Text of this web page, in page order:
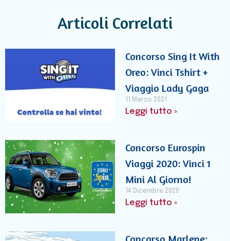
Articoli Correlati
Concorso Sing It With
Oreo: Vinci Tshirt +
Viaggio Lady Gaga
11 Marzo 2021
Leggi tutto »
Concorso Eurospin
Viaggi 2020: Vinci 1
Mini Al Giorno!
14 Dicembre 2020
Leggi tutto »